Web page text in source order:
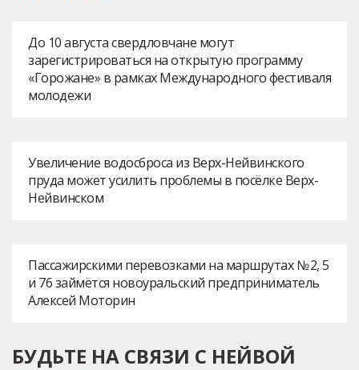
До 10 августа свердловчане могут
зарегистрироваться на открытую программу
«Горожане» в рамках Международного фестиваля
молодежи
Увеличение водосброса из Верх-Нейвинского
пруда может усилить проблемы в посёлке Верх-
Нейвинском
Пассажирскими перевозками на маршрутах № 2, 5
и 76 займётся новоуральский предприниматель
Алексей Моторин
БУДЬТЕ НА СВЯЗИ С НЕЙВОЙ